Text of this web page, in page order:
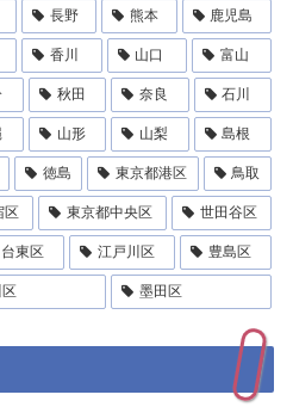
長野 熊本 鹿児島
香川 山口 富山
秋田 奈良 石川
山形 山梨 島根
徳島 東京都港区 鳥取
区 東京都中央区 世田谷区
台東区 江戸川区 豊島区
区 墨田区